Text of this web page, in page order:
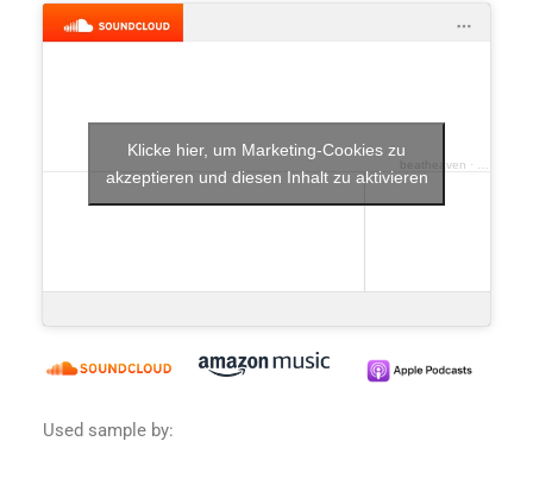
beatheaven ·
Klicke hier, um Marketing-Cookies zu
akzeptieren und diesen Inhalt zu aktivieren
Used sample by: